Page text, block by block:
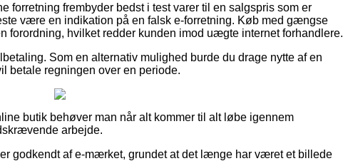
forretning frembyder bedst i test varer til en salgspris som er
være en indikation på en falsk e-forretning. Køb med gængse
forordning, hvilket redder kunden imod uægte internet forhandlere.
Som en alternativ mulighed burde du drage nytte af en
betale regningen over en periode.
butik behøver man når alt kommer til alt løbe igennem
arbejde.
godkendt af e-mærket, grundet at det længe har været et billede